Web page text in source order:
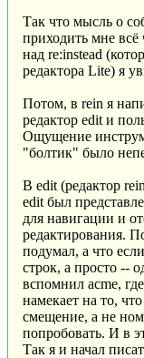
Так что мысль о
приходить мне
над re:instead
редактора Lite) я
Потом, в rein я
редактор edit и
Ощущение
"болтик" было
В edit (редактор
edit был
для навигации и
редактирования.
подумал, а что
строк, а просто --
вспомнил acme,
намекает на то,
смещение, а не
попробовать. И в
Так я и начал